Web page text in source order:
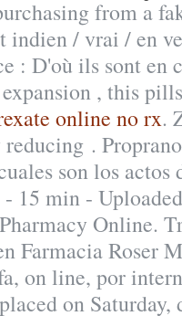
from a
indien / vrai / en
: D'où ils sont en
, this
online no rx.
.
son los actos
15 min -
Online.
Farmacia Roser
on line, por
on